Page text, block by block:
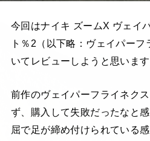
今回はナイキ ズームX ヴェイ
ト％2（以下略：ヴェイパー
いてレビューしようと思います
前作のヴェイパーフライネク
ず、購入して失敗だったなと
屈で足が締め付けられている